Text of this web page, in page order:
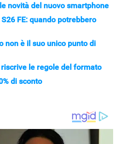
novità del nuovo smartphone
FE: quando potrebbero
non è il suo unico punto di
le regole del formato
di sconto